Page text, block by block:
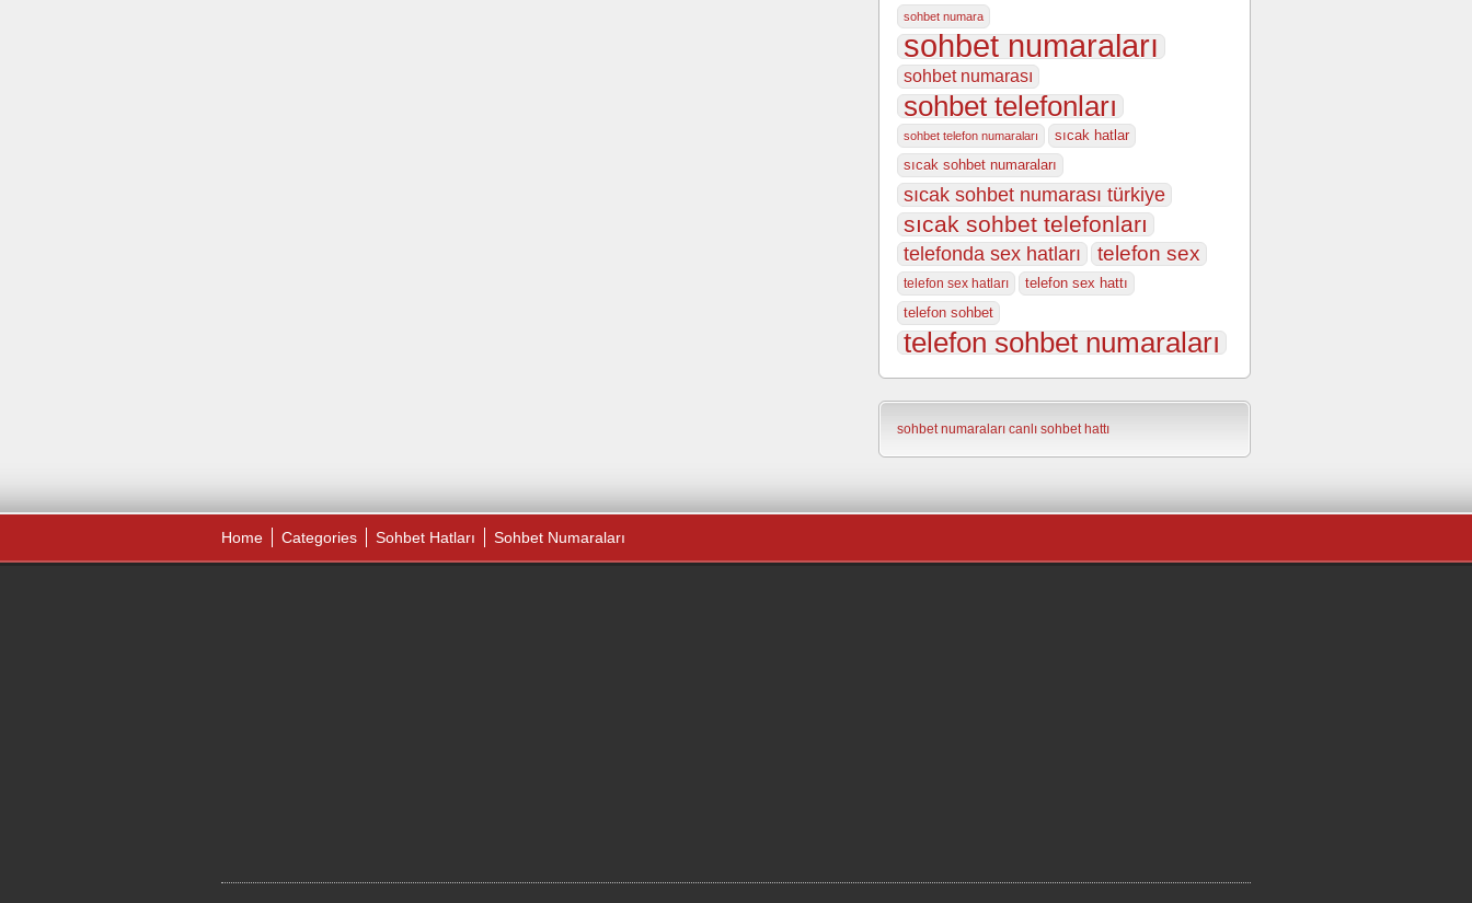
sohbet numara
sohbet numaraları
sohbet numarası
sohbet telefonları
sohbet telefon numaraları
sıcak hatlar
sıcak sohbet numaraları
sıcak sohbet numarası türkiye
sıcak sohbet telefonları
telefonda sex hatları telefon sex
telefon sex hatları
telefon sex hattı
telefon sohbet
telefon sohbet numaraları
sohbet numaraları canlı sohbet hattı
Home Categories Sohbet Hatları Sohbet Numaraları